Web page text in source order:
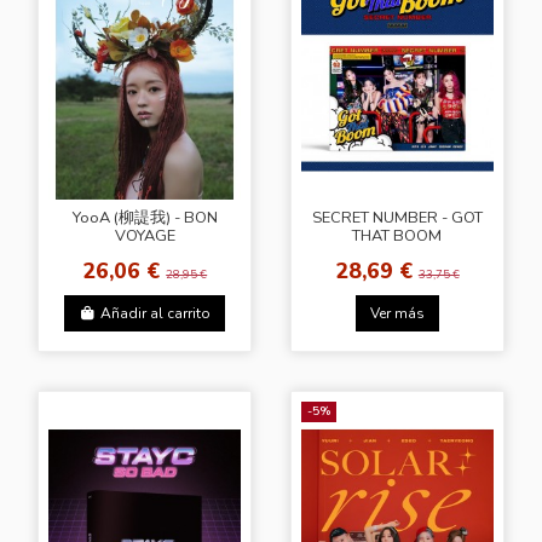
YooA (柳諟我) - BON
VOYAGE
26,06 €28,95 €
Añadir al carrito
SECRET NUMBER - GOT
THAT BOOM
28,69 €33,75 €
Ver más
-5%